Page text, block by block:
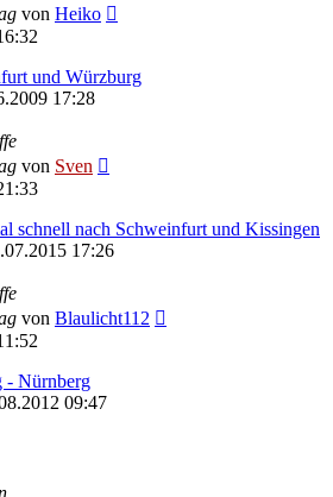
von Heiko
und Würzburg
17:28
von Sven
schnell nach Schweinfurt und Kissingen
17:26
von Blaulicht112
- Nürnberg
09:47